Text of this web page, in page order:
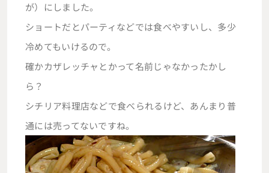
が）にしました。
ショートだとパーティなどでは食べやすいし、多少
冷めてもいけるので。
確かカザレッチャとかって名前じゃなかったかし
ら？
シチリア料理店などで食べられるけど、あんまり普
通には売ってないですね。